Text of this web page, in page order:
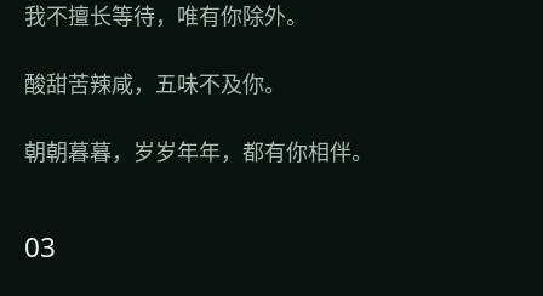
我不擅长等待，唯有你除外。
酸甜苦辣咸，五味不及你。
朝朝暮暮，岁岁年年，都有你相伴。
03